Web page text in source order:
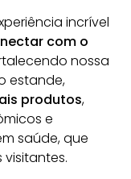
incrível
com o
nossa
estande,
produtos,
e
saúde, que